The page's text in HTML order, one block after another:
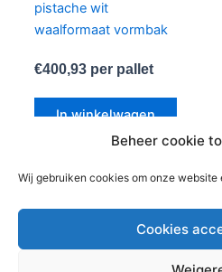
Beheer cookie
Wij gebruiken cookies om onze
Cookies
pistache wit
waalformaat vormbak
€400,93per pallet
In winkelwagen